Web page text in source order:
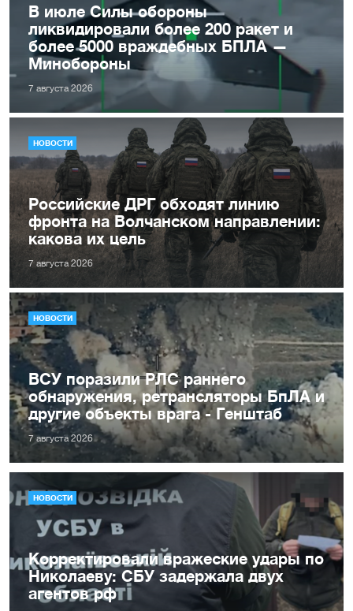
В июле Силы обороны
ликвидировали более 200 ракет и
более 5000 враждебных БПЛА —
Минобороны
7 августа 2026
НОВОСТИ
Российские ДРГ обходят линию
фронта на Волчанском направлении:
какова их цель
7 августа 2026
НОВОСТИ
ВСУ поразили РЛС раннего
обнаружения, ретрансляторы БпЛА и
другие объекты врага - Генштаб
7 августа 2026
НОВОСТИ
Корректировали вражеские удары по
Николаеву: СБУ задержала двух
агентов рф